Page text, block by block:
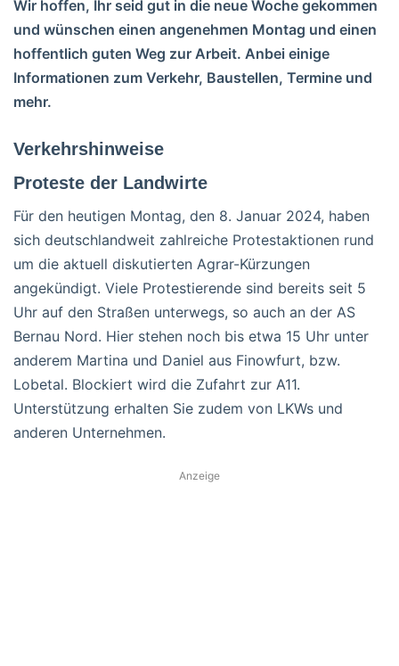
Wir hoffen, Ihr seid gut in die neue Woche gekommen
und wünschen einen angenehmen Montag und einen
hoffentlich guten Weg zur Arbeit. Anbei einige
Informationen zum Verkehr, Baustellen, Termine und
mehr.
Verkehrshinweise
Proteste der Landwirte
Für den heutigen Montag, den 8. Januar 2024, haben
sich deutschlandweit zahlreiche Protestaktionen rund
um die aktuell diskutierten Agrar-Kürzungen
angekündigt. Viele Protestierende sind bereits seit 5
Uhr auf den Straßen unterwegs, so auch an der AS
Bernau Nord. Hier stehen noch bis etwa 15 Uhr unter
anderem Martina und Daniel aus Finowfurt, bzw.
Lobetal. Blockiert wird die Zufahrt zur A11.
Unterstützung erhalten Sie zudem von LKWs und
anderen Unternehmen.
Anzeige